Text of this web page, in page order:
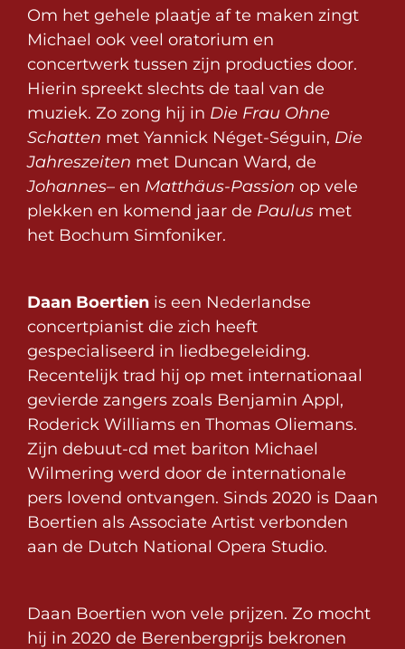
Om het gehele plaatje af te maken zingt
Michael ook veel oratorium en
concertwerk tussen zijn producties door.
Hierin spreekt slechts de taal van de
muziek. Zo zong hij in Die Frau Ohne
Schatten met Yannick Néget-Séguin, Die
Jahreszeiten met Duncan Ward, de
Johannes– en Matthäus-Passion op vele
plekken en komend jaar de Paulus met
het Bochum Simfoniker.
Daan Boertien is een Nederlandse
concertpianist die zich heeft
gespecialiseerd in liedbegeleiding.
Recentelijk trad hij op met internationaal
gevierde zangers zoals Benjamin Appl,
Roderick Williams en Thomas Oliemans.
Zijn debuut-cd met bariton Michael
Wilmering werd door de internationale
pers lovend ontvangen. Sinds 2020 is Daan
Boertien als Associate Artist verbonden
aan de Dutch National Opera Studio.
Daan Boertien won vele prijzen. Zo mocht
hij in 2020 de Berenbergprijs bekronen